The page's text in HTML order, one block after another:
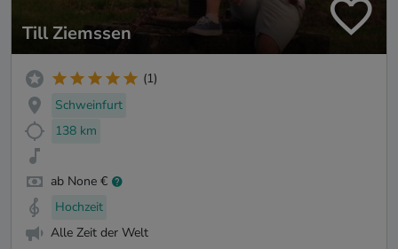
Till Ziemssen
(1)
Schweinfurt
138 km
ab None €
Hochzeit
Alle Zeit der Welt